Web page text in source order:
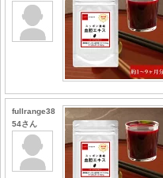
fullrange38
54さん